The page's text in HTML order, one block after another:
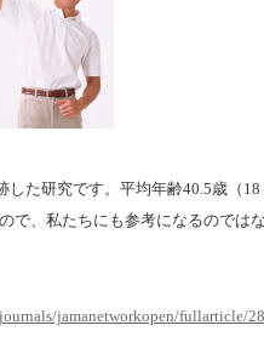
した研究です。平均年齢40.5歳（18
で、私たちにも参考になるのでは
jamanetworkopen/fullarticle/